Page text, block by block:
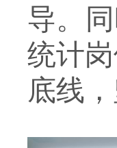
导。
统计
底线